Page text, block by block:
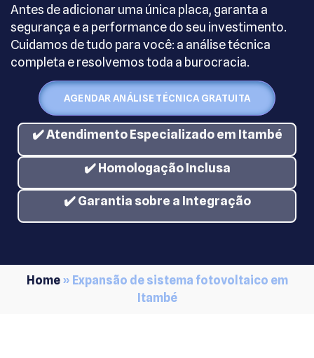
Antes de adicionar uma única placa, garanta a
segurança e a performance do seu investimento.
Cuidamos de tudo para você: a análise técnica
completa e resolvemos toda a burocracia.
AGENDAR ANÁLISE TÉCNICA GRATUITA
✔️ Atendimento Especializado em Itambé
✔️ Homologação Inclusa
✔️ Garantia sobre a Integração
Home» Expansão de sistema fotovoltaico em
Itambé